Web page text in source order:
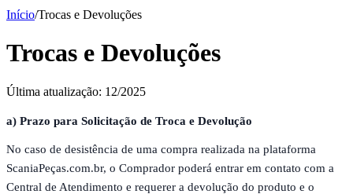
Início/Trocas e Devoluções
Trocas e Devoluções
Última atualização: 12/2025
a) Prazo para Solicitação de Troca e Devolução
No caso de desistência de uma compra realizada na plataforma
ScaniaPeças.com.br, o Comprador poderá entrar em contato com a
Central de Atendimento e requerer a devolução do produto e o